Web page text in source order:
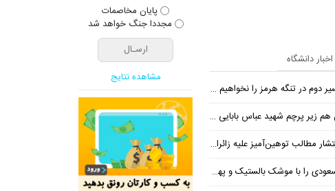
اخبار دانشگاه
دوم در تنگه هرمز را نخواهیم داد
پرچم شهید عباس بابایی ایستادند؟
توهین‌آمیز علیه زائران اربعین در فضای مجازی
با موشک بالستیک و پهپاد در هم شکستیم
پایان مخاصمات
مجددا جنگ خواهد شد
مشاهده نتایج